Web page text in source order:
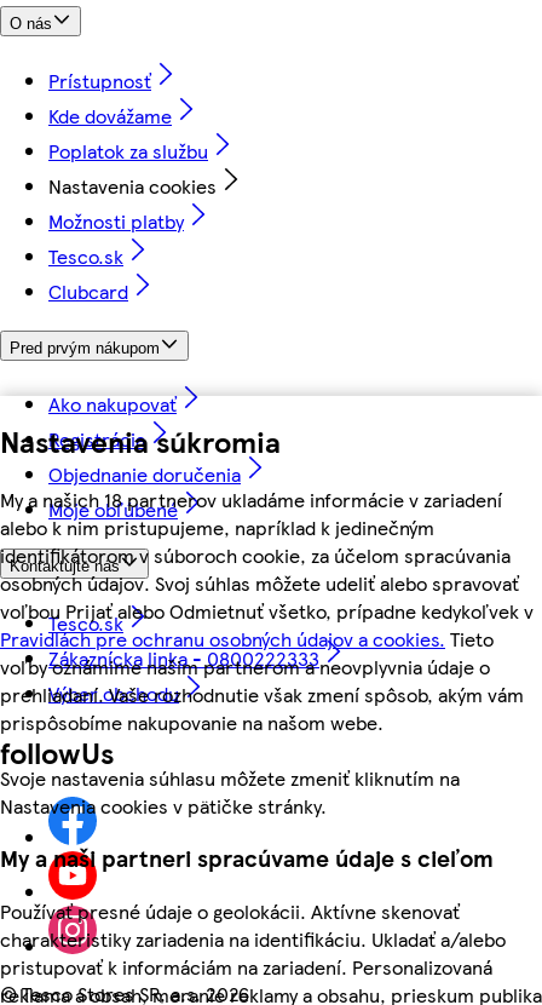
Nastavenia súkromia
My a našich 18 partnerov ukladáme informácie v zariadení
alebo k nim pristupujeme, napríklad k jedinečným
identifikátorom v súboroch cookie, za účelom spracúvania
osobných údajov. Svoj súhlas môžete udeliť alebo spravovať
voľbou Prijať alebo Odmietnuť všetko, prípadne kedykoľvek v
Pravidlách pre ochranu osobných údajov a cookies. Tieto
voľby oznámime našim partnerom a neovplyvnia údaje o
prehliadaní. Vaše rozhodnutie však zmení spôsob, akým vám
prispôsobíme nakupovanie na našom webe.
Svoje nastavenia súhlasu môžete zmeniť kliknutím na
Nastavenia cookies v pätičke stránky.
My a naši partneri spracúvame údaje s cieľom
Používať presné údaje o geolokácii. Aktívne skenovať
charakteristiky zariadenia na identifikáciu. Ukladať a/alebo
pristupovať k informáciám na zariadení. Personalizovaná
reklama a obsah, meranie reklamy a obsahu, prieskum publika
O nás
Prístupnosť
Kde dovážame
Poplatok za službu
Nastavenia cookies
Možnosti platby
Tesco.sk
Clubcard
Pred prvým nákupom
Ako nakupovať
Registrácia
Objednanie doručenia
Moje obľúbené
Kontaktujte nás
Tesco.sk
Zákaznícka linka - 0800222333
Výber obchodu
followUs
©Tesco Stores SR, a.s. 2026